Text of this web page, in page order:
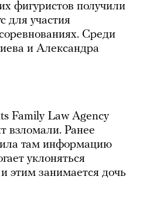
фигуристов получили
для участия
Среди
и Александра
Family Law Agency
взломали. Ранее
там информацию
уклоняться
этим занимается дочь